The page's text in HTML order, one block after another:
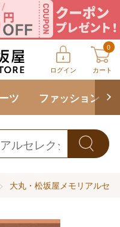
ログイン
0
カート
ツ ファッション
大丸・松坂屋メモリアルセ